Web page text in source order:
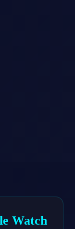
Watch